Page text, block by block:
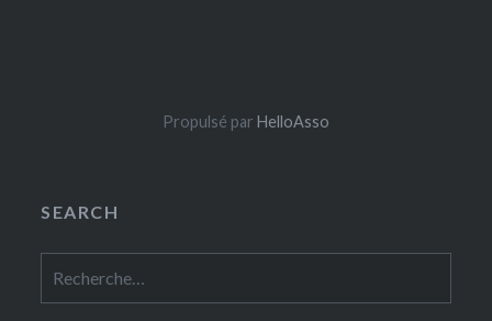
Propulsé par HelloAsso
SEARCH